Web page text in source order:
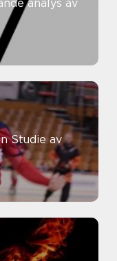
analys av
Studie av